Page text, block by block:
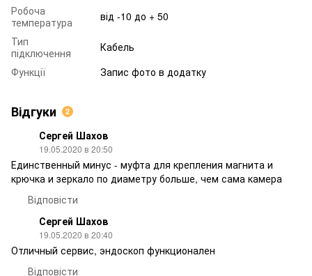
Робоча
температура
від -10 до + 50
Тип
підключення
Кабель
Функції
Запис фото в додатку
Відгуки 2
Сергей Шахов
19.05.2020 в 20:50
Единственный минус - муфта для крепления магнита и
крючка и зеркало по диаметру больше, чем сама камера
Відповісти
Сергей Шахов
19.05.2020 в 20:40
Отличный сервис, эндоскоп функционален
Відповісти